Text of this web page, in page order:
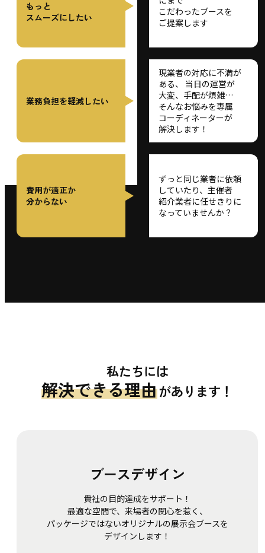
もっと
スムーズにしたい
こだわったブースを
ご提案します
業務負担を軽減したい
現業者の対応に不満が
ある、
当日の運営が
大変、 手配が煩雑…
そんなお悩みを専属
コーディネーターが
解決します！
費用が適正か
分からない
ずっと同じ業者に依頼
していたり、主催者
紹介業者に任せきりに
なっていませんか？
私たちには
解決できる理由があります！
ブースデザイン
貴社の目的達成をサポート！
最適な空間で、 来場者の関心を惹く、
パッケージではないオリジナルの展示会ブースを
デザインします！